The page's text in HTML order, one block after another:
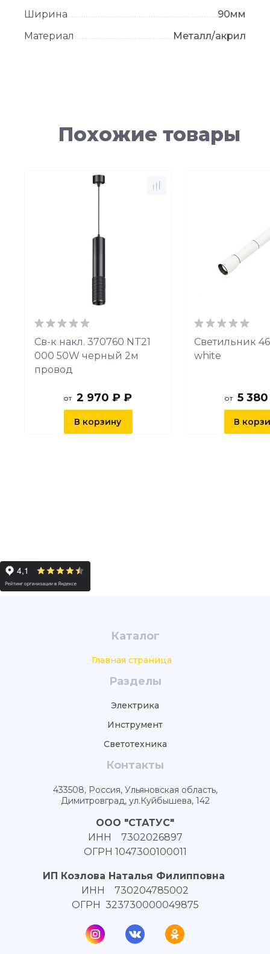
Ширина
90мм
Материал
Металл/акрил
Похожие товары
Св-к накл. 370760 NT21
000 50W черный 2м
провод
от 2 970 ₽ ₽
В корзину
Светильник
white
от 5
В
Каталог
Главная страница
Разделы
Электрика
Инструмент
Светотехника
Контакты
433508, Россия, Ульяновская область,
Димитровград, ул.Куйбышева, 142
ООО "СТАТУС"
ИНН 7302026897
ОГРН 1047300100011
ИП Козлова Наталья Филипповна
ИНН 730204785002
ОГРН 323730000049875